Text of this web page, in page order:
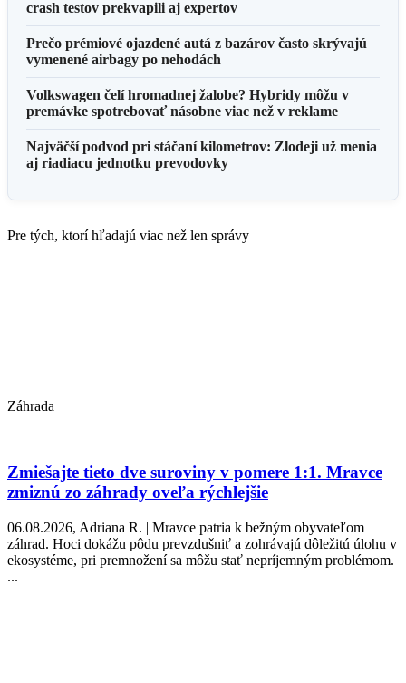
crash testov prekvapili aj expertov
Prečo prémiové ojazdené autá z bazárov často skrývajú
vymenené airbagy po nehodách
Volkswagen čelí hromadnej žalobe? Hybridy môžu v
premávke spotrebovať násobne viac než v reklame
Najväčší podvod pri stáčaní kilometrov: Zlodeji už menia
aj riadiacu jednotku prevodovky
Pre tých, ktorí hľadajú viac než len správy
Záhrada
Zmiešajte tieto dve suroviny v pomere 1:1. Mravce
zmiznú zo záhrady oveľa rýchlejšie
06.08.2026, Adriana R. | Mravce patria k bežným obyvateľom
záhrad. Hoci dokážu pôdu prevzdušniť a zohrávajú dôležitú úlohu v
ekosystéme, pri premnožení sa môžu stať nepríjemným problémom.
...